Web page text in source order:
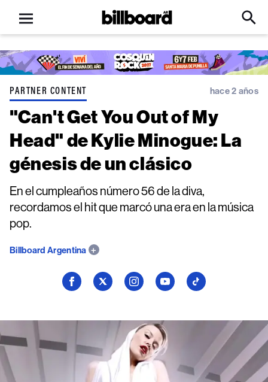
Open
menu
Billboard
Click
Input
PARTNER CONTENT hace 2 años
"Can't Get You Out of My
Head" de Kylie Minogue: La
génesis de un clásico
En el cumpleaños número 56 de la diva,
recordamos el hit que marcó una era en la música
pop.
Billboard Argentina
Seguí
en
Seguí
en
Seguí
en
Instagram
Seguí
en
YouTube
Seguí
en